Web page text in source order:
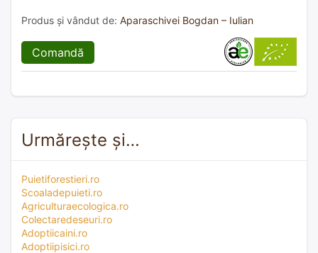
Produs și vândut de: Aparaschivei Bogdan – Iulian
Comandă
Urmărește și…
Puietiforestieri.ro
Scoaladepuieti.ro
Agriculturaecologica.ro
Colectaredeseuri.ro
Adoptiicaini.ro
Adoptiipisici.ro